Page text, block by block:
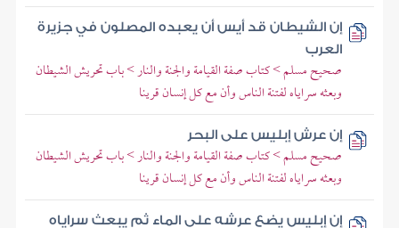
إن الشيطان قد أيس أن يعبده المصلون في جزيرة
العرب
صحيح مسلم > كتاب صفة القيامة والجنة والنار > باب تحريش الشيطان
وبعثه سراياه لفتنة الناس وأن مع كل إنسان قرينا
إن عرش إبليس على البحر
صحيح مسلم > كتاب صفة القيامة والجنة والنار > باب تحريش الشيطان
وبعثه سراياه لفتنة الناس وأن مع كل إنسان قرينا
إن إبليس يضع عرشه على الماء ثم يبعث سراياه